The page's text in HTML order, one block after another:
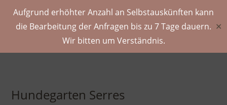
Aufgrund erhöhter Anzahl an Selbstauskünften kann
die Bearbeitung der Anfragen bis zu 7 Tage dauern.
Wir bitten um Verständnis.
✕
Hundegarten Serres